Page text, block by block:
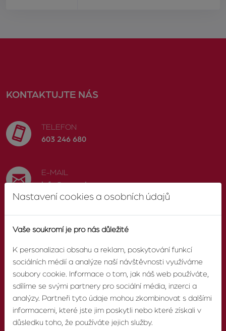
KONTAKTUJTE NÁS
TELEFON
603 246 680
E-MAIL
info@zvonek.cz
SOCIÁLNÍ SÍTĚ
Facebook
O AGENTUŘE
O nás
Nastavení cookies a osobních údajů
Vaše soukromí je pro nás důležité
K personalizaci obsahu a reklam, poskytování funkcí
sociálních médií a analýze naší návštěvnosti využíváme
soubory cookie. Informace o tom, jak náš web používáte,
sdílíme se svými partnery pro sociální média, inzerci a
analýzy. Partneři tyto údaje mohou zkombinovat s dalšími
informacemi, které jste jim poskytli nebo které získali v
důsledku toho, že používáte jejich služby.